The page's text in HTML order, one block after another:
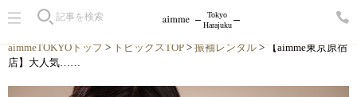
Tokyo
Harajuku
aimmeTOKYOトップ>トピックスTOP>振袖レンタル> 【aimme東京原宿
店】大人気……